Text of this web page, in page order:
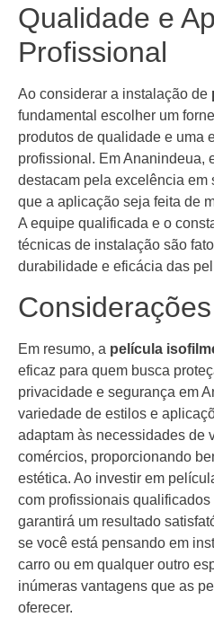
Qualidade e
Profissional
Ao considerar a instalação de
fundamental escolher um
produtos de qualidade e uma
profissional. Em Ananindeua,
destacam pela excelência em
que a aplicação seja feita de
A equipe qualificada e o
técnicas de instalação são
durabilidade e eficácia das
Em resumo, a película
eficaz para quem busca
privacidade e segurança em
variedade de estilos e
adaptam às necessidades de
comércios, proporcionando
estética. Ao investir em
com profissionais
garantirá um resultado
se você está pensando em
carro ou em qualquer outro
inúmeras vantagens que as
oferecer.